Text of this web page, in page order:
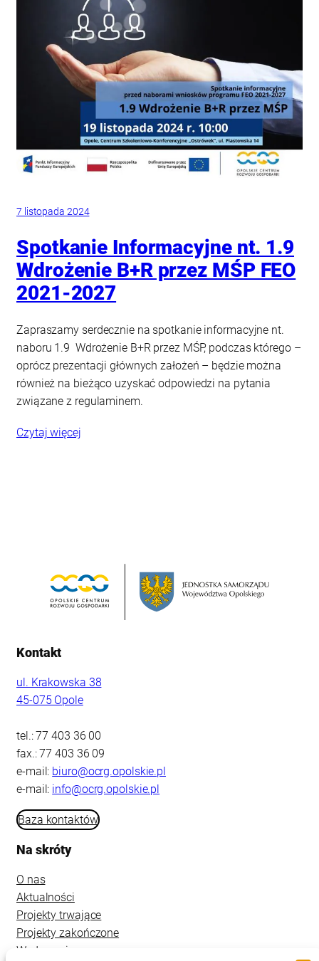
7 listopada 2024
Spotkanie Informacyjne nt. 1.9
Wdrożenie B+R przez MŚP FEO
2021-2027
Zapraszamy serdecznie na spotkanie informacyjne nt.
naboru 1.9 Wdrożenie B+R przez MŚP, podczas którego –
oprócz prezentacji głównych założeń – będzie można
również na bieżąco uzyskać odpowiedzi na pytania
związane z regulaminem.
Czytaj więcej
Kontakt
ul. Krakowska 38
45-075 Opole
tel.: 77 403 36 00
fax.: 77 403 36 09
e-mail: biuro@ocrg.opolskie.pl
e-mail: info@ocrg.opolskie.pl
Baza kontaktów
Na skróty
O nas
Aktualności
Projekty trwające
Projekty zakończone
Wydarzenia